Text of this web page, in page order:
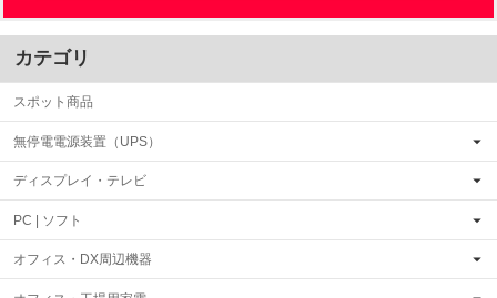
カテゴリ
スポット商品
無停電電源装置（UPS）
ディスプレイ・テレビ
PC | ソフト
オフィス・DX周辺機器